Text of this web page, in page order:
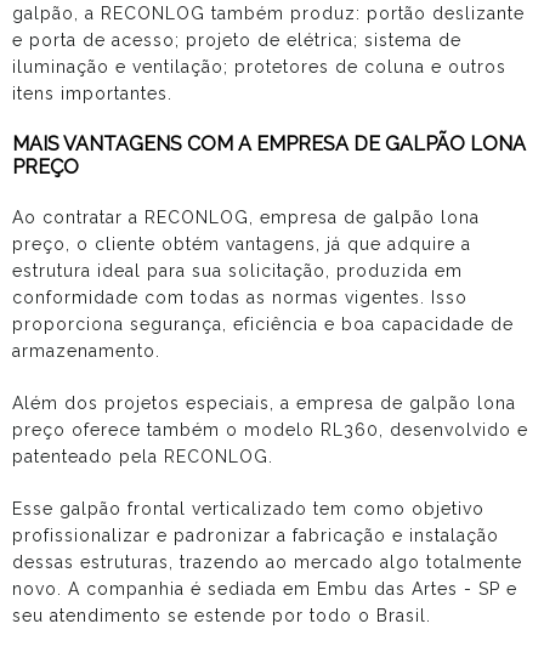
galpão, a RECONLOG também produz: portão deslizante
e porta de acesso; projeto de elétrica; sistema de
iluminação e ventilação; protetores de coluna e outros
itens importantes.
MAIS VANTAGENS COM A EMPRESA DE GALPÃO LONA
PREÇO
Ao contratar a RECONLOG, empresa de galpão lona
preço
, o cliente obtém vantagens, já que adquire a
estrutura ideal para sua solicitação, produzida em
conformidade com todas as normas vigentes. Isso
proporciona segurança, eficiência e boa capacidade de
armazenamento.
Além dos projetos especiais, a empresa de galpão lona
preço oferece também o modelo RL360, desenvolvido e
patenteado pela RECONLOG.
Esse galpão frontal verticalizado tem como objetivo
profissionalizar e padronizar a fabricação e instalação
dessas estruturas, trazendo ao mercado algo totalmente
novo. A companhia é sediada em Embu das Artes - SP e
seu atendimento se estende por todo o Brasil.